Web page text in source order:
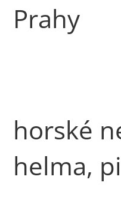
Prahy
horské
helma,